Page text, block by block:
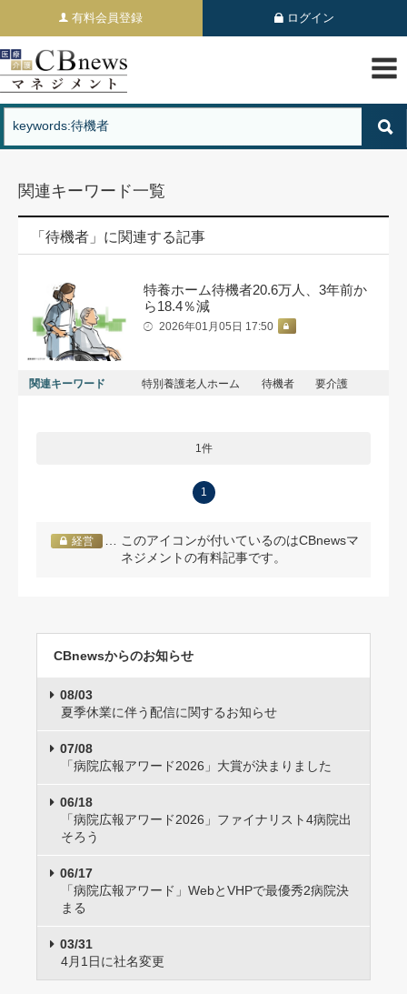
有料会員登録 ログイン
関連キーワード一覧
「待機者」に関連する記事
特養ホーム待機者20.6万人、3年前か
ら18.4％減
2026年01月05日 17:50
関連キーワード 特別養護老人ホーム 待機者 要介護
1件
1
経営
… このアイコンが付いているのはCBnewsマ
ネジメントの有料記事です。
CBnewsからのお知らせ
08/03
夏季休業に伴う配信に関するお知らせ
07/08
「病院広報アワード2026」大賞が決まりました
06/18
「病院広報アワード2026」ファイナリスト4病院出
そろう
06/17
「病院広報アワード」WebとVHPで最優秀2病院決
まる
03/31
4月1日に社名変更